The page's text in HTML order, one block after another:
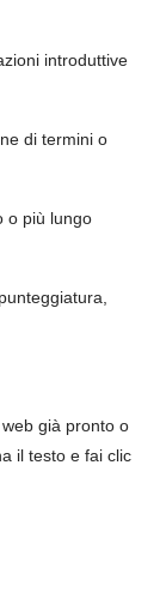
introduttive
di termini o
o più lungo
già pronto o
il testo e fai clic